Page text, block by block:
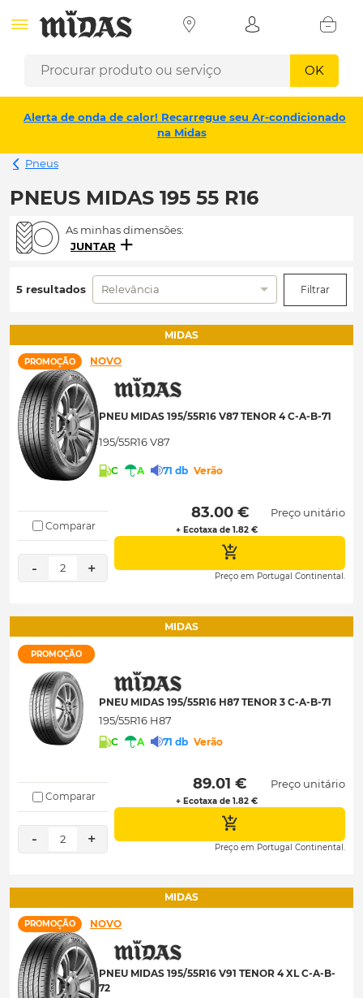
OK
Alerta de onda de calor! Recarregue seu Ar-condicionado
na Midas
Pneus
PNEUS MIDAS 195 55 R16
As minhas dimensões:
JUNTAR
5 resultados Relevância Filtrar
MIDAS
PROMOÇÃO NOVO
PNEU MIDAS 195/55R16 V87 TENOR 4 C-A-B-71
195/55R16 V87
C A 71 db Verão
Comparar
- 2 +
83.00 €
+ Ecotaxa de 1.82 €
Preço unitário
Preço em Portugal Continental.
MIDAS
PROMOÇÃO
PNEU MIDAS 195/55R16 H87 TENOR 3 C-A-B-71
195/55R16 H87
C A 71 db Verão
Comparar
- 2 +
89.01 €
+ Ecotaxa de 1.82 €
Preço unitário
Preço em Portugal Continental.
MIDAS
PROMOÇÃO NOVO
PNEU MIDAS 195/55R16 V91 TENOR 4 XL C-A-B-
72